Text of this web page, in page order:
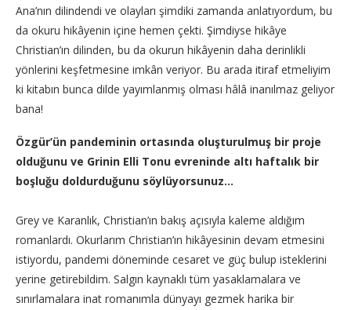
Ana’nın dilindendi ve olayları şimdiki zamanda anlatıyordum, bu
da okuru hikâyenin içine hemen çekti. Şimdiyse hikâye
Christian’ın dilinden, bu da okurun hikâyenin daha derinlikli
yönlerini keşfetmesine imkân veriyor. Bu arada itiraf etmeliyim
ki kitabın bunca dilde yayımlanmış olması hâlâ inanılmaz geliyor
bana!
Özgür’ün pandeminin ortasında oluşturulmuş bir proje
olduğunu ve Grinin Elli Tonu evreninde altı haftalık bir
boşluğu doldurduğunu söylüyorsunuz…
Grey ve Karanlık, Christian’ın bakış açısıyla kaleme aldığım
romanlardı. Okurlarım Christian’ın hikâyesinin devam etmesini
istiyordu, pandemi döneminde cesaret ve güç bulup isteklerini
yerine getirebildim. Salgın kaynaklı tüm yasaklamalara ve
sınırlamalara inat romanımla dünyayı gezmek harika bir